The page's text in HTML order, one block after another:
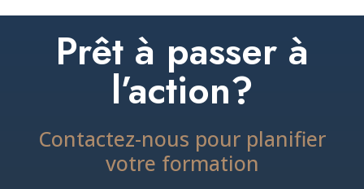
Prêt à passer à
l’action?
Contactez-nous pour planifier
votre formation